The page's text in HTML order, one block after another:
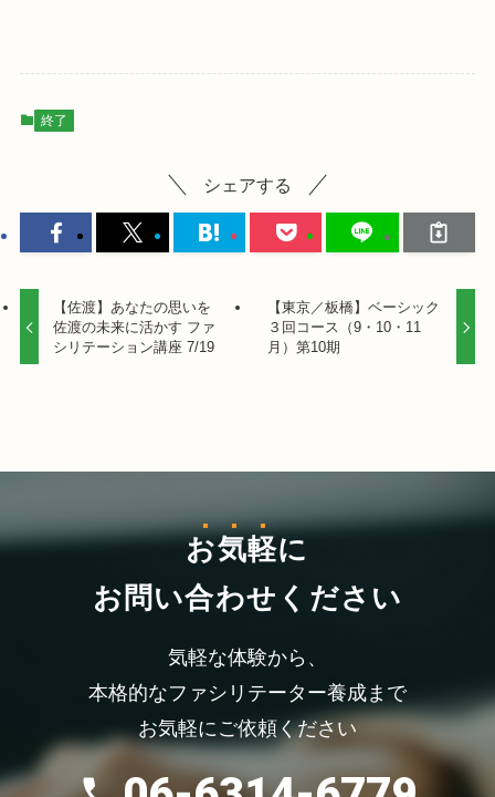
終了
シェアする
【佐渡】あなたの思いを
佐渡の未来に活かす ファ
シリテーション講座 7/19
【東京／板橋】ベーシック
３回コース（9・10・11
月）第10期
お気軽に
お問い合わせください
気軽な体験から、
本格的なファシリテーター養成まで
お気軽にご依頼ください